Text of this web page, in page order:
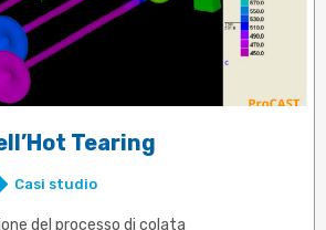
Tearing
Casi studio
del processo di colata